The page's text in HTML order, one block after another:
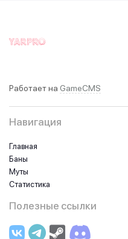
Работает на GameCMS
Навигация
Главная
Баны
Муты
Статистика
Полезные ссылки